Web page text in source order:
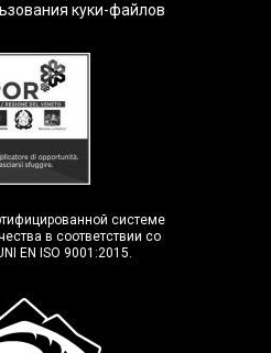
системе
в соответствии со
EN ISO 9001:2015.
куки-файлов